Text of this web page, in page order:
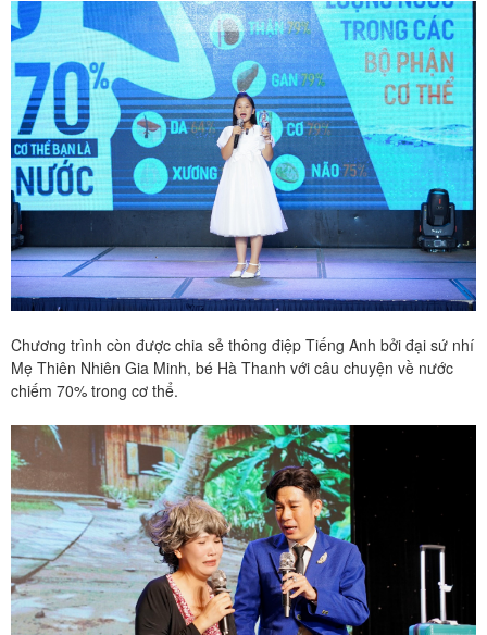
Chương trình còn được chia sẻ thông điệp Tiếng Anh bởi đại sứ nhí
Mẹ Thiên Nhiên Gia Minh, bé Hà Thanh với câu chuyện về nước
chiếm 70% trong cơ thể.